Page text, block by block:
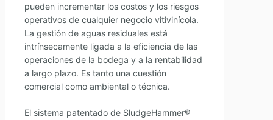
pueden incrementar los costos y los riesgos
operativos de cualquier negocio vitivinícola.
La gestión de aguas residuales está
intrínsecamente ligada a la eficiencia de las
operaciones de la bodega y a la rentabilidad
a largo plazo. Es tanto una cuestión
comercial como ambiental o técnica.
El sistema patentado de SludgeHammer®